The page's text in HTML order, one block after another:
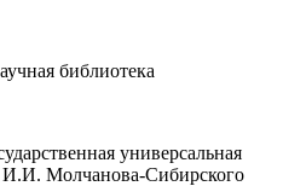
библиотека
универсальная
И.И. Молчанова-Сибирского